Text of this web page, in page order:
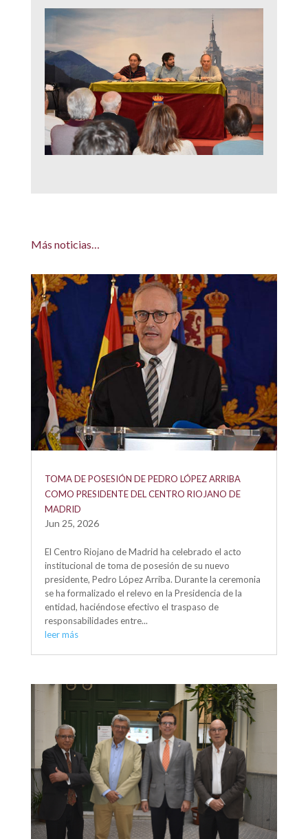
Más noticias…
TOMA DE POSESIÓN DE PEDRO LÓPEZ ARRIBA
COMO PRESIDENTE DEL CENTRO RIOJANO DE
MADRID
Jun 25, 2026
El Centro Riojano de Madrid ha celebrado el acto
institucional de toma de posesión de su nuevo
presidente, Pedro López Arriba. Durante la ceremonia
se ha formalizado el relevo en la Presidencia de la
entidad, haciéndose efectivo el traspaso de
responsabilidades entre...
leer más